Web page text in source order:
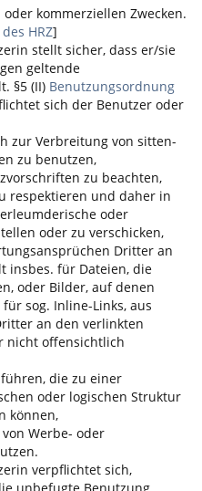
kommerziellen Zwecken.
HRZ]
stellt sicher, dass er/sie
geltende
§5 (II) Benutzungsordnung
sich der Benutzer oder
zur Verbreitung von sitten-
zu benutzen,
zu beachten,
respektieren und daher in
oder
oder zu verschicken,
Dritter an
insbes. für Dateien, die
oder Bilder, auf denen
sog. Inline-Links, aus
an den verlinkten
nicht offensichtlich
die zu einer
oder logischen Struktur
können,
Werbe- oder
verpflichtet sich,